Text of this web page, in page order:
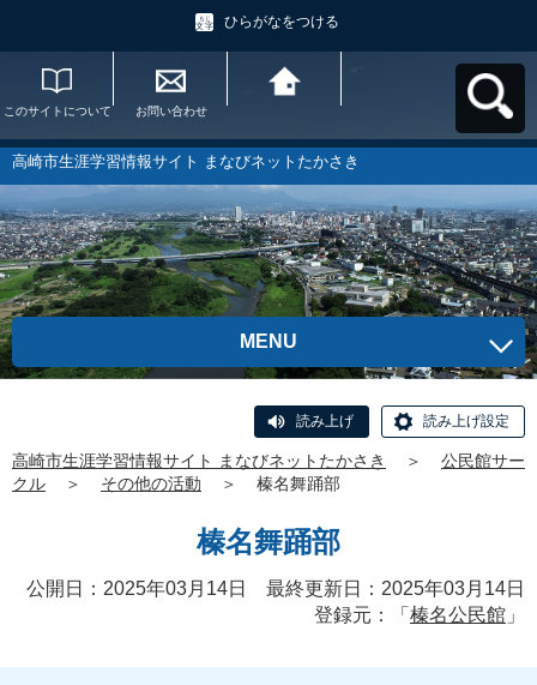
ひらがなをつける
このサイトについて お問い合わせ
たかさきへ戻る
高崎市生涯学習情報サイト まなびネットたかさき
MENU
読み上げ 読み上げ設定
高崎市生涯学習情報サイト まなびネットたかさき ＞
公民館サー
クル
＞ その他の活動 ＞ 榛名舞踊部
榛名舞踊部
公開日：2025年03月14日 最終更新日：2025年03月14日
登録元：「 榛名公民館 」